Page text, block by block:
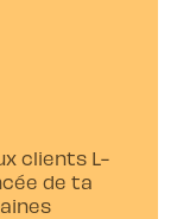
clients L-
de ta